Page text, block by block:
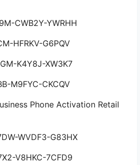
CWB2Y-YWRHH
HFRKV-G6PQV
K4Y8J-XW3K7
M9FYC-CKCQV
Phone Activation Retail
WVDF3-G83HX
V8HKC-7CFD9